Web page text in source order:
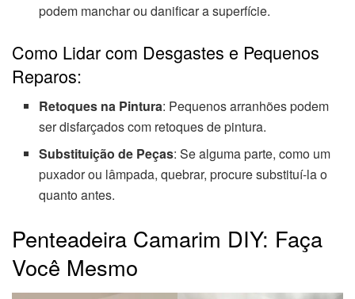
podem manchar ou danificar a superfície.
Como Lidar com Desgastes e Pequenos
Reparos:
Retoques na Pintura: Pequenos arranhões podem
ser disfarçados com retoques de pintura.
Substituição de Peças: Se alguma parte, como um
puxador ou lâmpada, quebrar, procure substituí-la o
quanto antes.
Penteadeira Camarim DIY: Faça
Você Mesmo